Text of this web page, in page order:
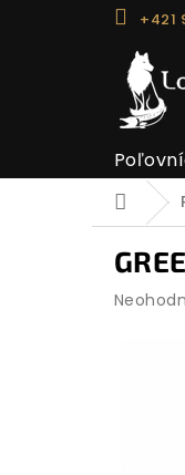
+421